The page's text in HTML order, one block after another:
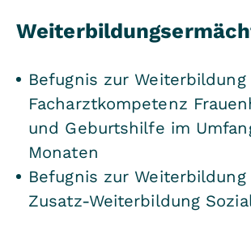
Befugnis zur
Facharztkompetenz
und Geburtshilfe im
Monaten
Befugnis zur
Zusatz-Weiterbildung